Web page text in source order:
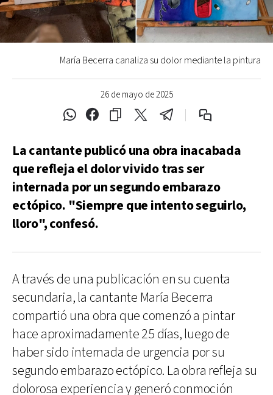
26 de mayo de 2025
María Becerra canaliza su dolor mediante la pintura
La cantante publicó una obra inacabada
que refleja el dolor vivido tras ser
internada por un segundo embarazo
ectópico. "Siempre que intento seguirlo,
lloro", confesó.
A través de una publicación en su cuenta
secundaria, la cantante María Becerra
compartió una obra que comenzó a pintar
hace aproximadamente 25 días, luego de
haber sido internada de urgencia por su
segundo embarazo ectópico. La obra refleja su
dolorosa experiencia y generó conmoción